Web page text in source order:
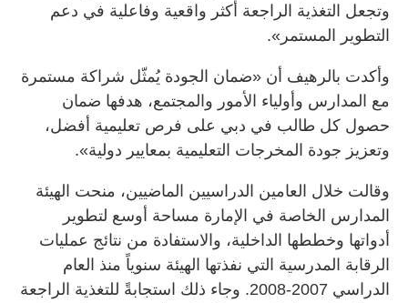
وتجعل التغذية الراجعة أكثر واقعية وفاعلية في دعم
التطوير المستمر».
وأكدت بالرهيف أن «ضمان الجودة يُمثّل شراكة مستمرة
مع المدارس وأولياء الأمور والمجتمع، هدفها ضمان
حصول كل طالب في دبي على فرص تعليمية أفضل،
وتعزيز جودة المخرجات التعليمية بمعايير دولية».
وقالت خلال العامين الدراسيين الماضيين، منحت الهيئة
المدارس الخاصة في الإمارة مساحة أوسع لتطوير
أدواتها وخططها الداخلية، والاستفادة من نتائج عمليات
الرقابة المدرسية التي نفذتها الهيئة سنوياً منذ العام
الدراسي 2007-2008. وجاء ذلك استجابةً للتغذية الراجعة